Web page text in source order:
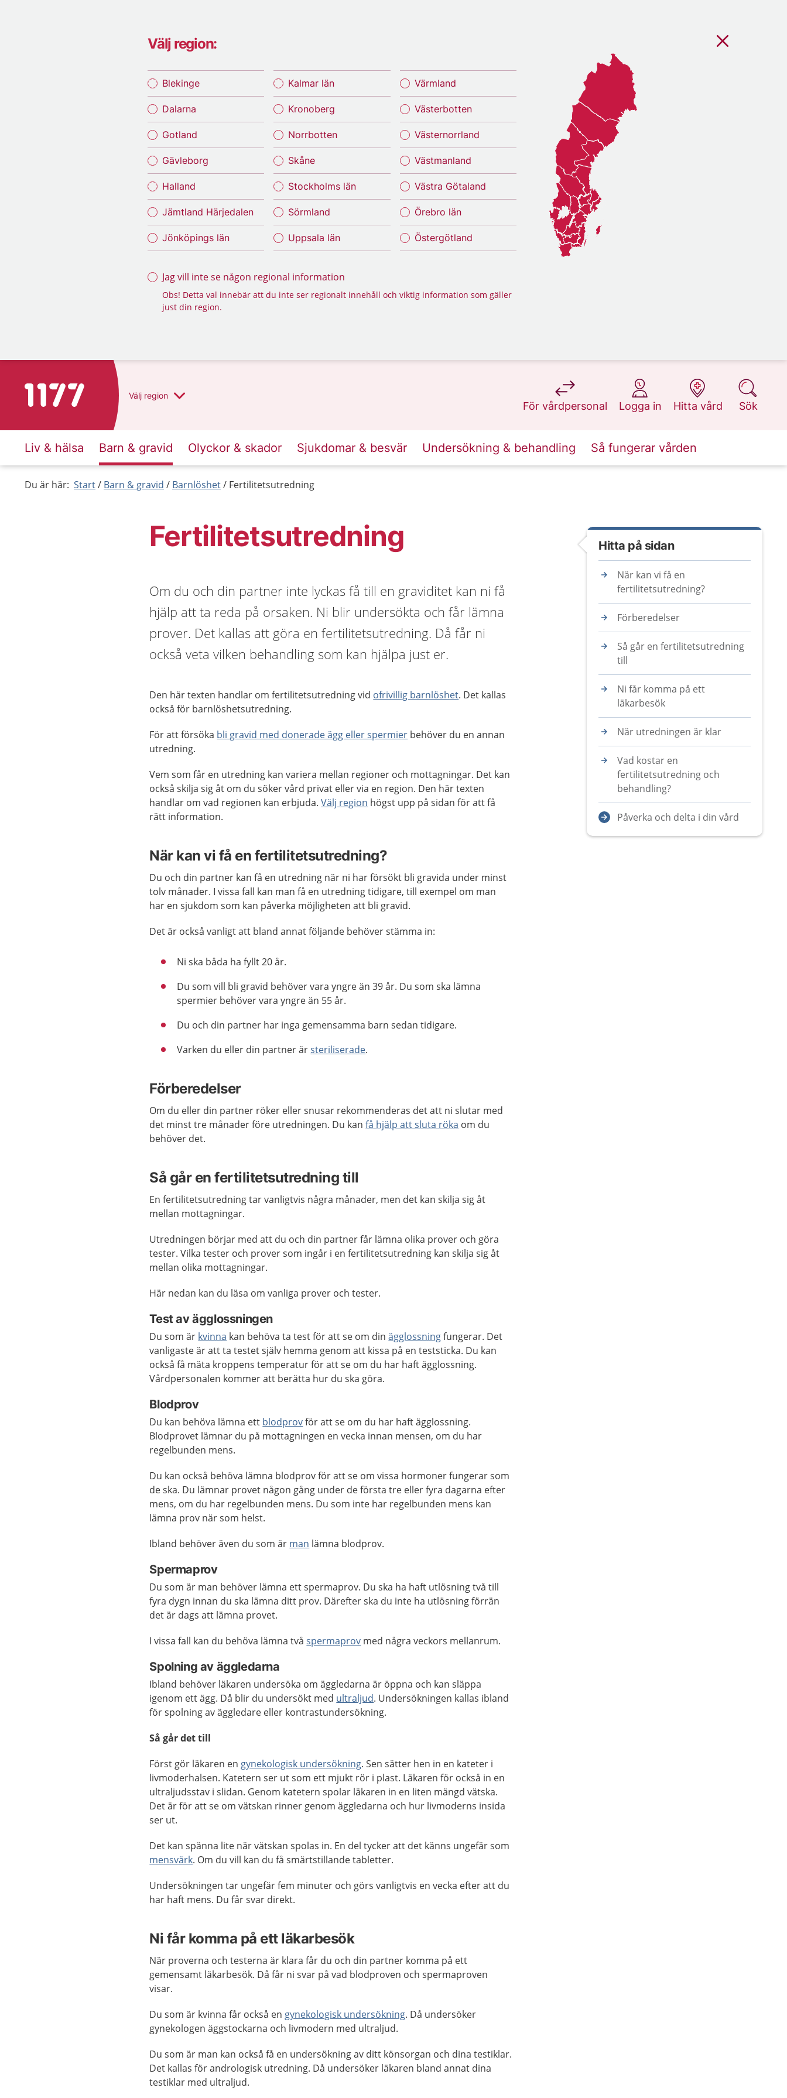
Välj region:
Blekinge
Dalarna
Gotland
Gävleborg
Halland
Jämtland Härjedalen
Jönköpings län
Kalmar län
Kronoberg
Norrbotten
Skåne
Stockholms län
Sörmland
Uppsala län
Värmland
Västerbotten
Västernorrland
Västmanland
Västra Götaland
Örebro län
Östergötland
Jag vill inte se någon regional information
Obs! Detta val innebär att du inte ser regionalt innehåll och viktig information som gäller
just din region.
Till startsidan för 1177 Välj region
För vårdpersonal
på 1177.se
Logga in
på 1177.se
Hitta vård
på 1177.se
Sök
på 1177.se
Liv & hälsa Barn & gravid Olyckor & skador Sjukdomar & besvär Undersökning & behandling Så fungerar vården
Du är här: Start Barn & gravid Barnlöshet Fertilitetsutredning
Fertilitetsutredning
Om du och din partner inte lyckas få till en graviditet kan ni få
hjälp att ta reda på orsaken. Ni blir undersökta och får lämna
prover. Det kallas att göra en fertilitetsutredning. Då får ni
också veta vilken behandling som kan hjälpa just er.
Den här texten handlar om fertilitetsutredning vid ofrivillig barnlöshet. Det kallas
också för barnlöshetsutredning.
För att försöka bli gravid med donerade ägg eller spermier behöver du en annan
utredning.
Vem som får en utredning kan variera mellan regioner och mottagningar. Det kan
också skilja sig åt om du söker vård privat eller via en region. Den här texten
handlar om vad regionen kan erbjuda.Välj region högst upp på sidan för att få
rätt information.
När kan vi få en fertilitetsutredning?
Du och din partner kan få en utredning när ni har försökt bli gravida under minst
tolv månader. I vissa fall kan man få en utredning tidigare, till exempel om man
har en sjukdom som kan påverka möjligheten att bli gravid.
Det är också vanligt att bland annat följande behöver stämma in:
Ni ska båda ha fyllt 20 år.
Du som vill bli gravid behöver vara yngre än 39 år. Du som ska lämna
spermier behöver vara yngre än 55 år.
Du och din partner har inga gemensamma barn sedan tidigare.
Varken du eller din partner ärsteriliserade.
Förberedelser
Om du eller din partner röker ellersnusar rekommenderas detatt ni slutar med
det minst tre månader före utredningen. Du kanfå hjälp att sluta röka om du
behöver det.
Så går en fertilitetsutredning till
En fertilitetsutredning tar vanligtvis några månader, men det kan skilja sig åt
mellan mottagningar.
Utredningen börjar med att du och din partner får lämna olika prover och göra
tester. Vilka tester och prover som ingår i en fertilitetsutredning kan skilja sig åt
mellan olika mottagningar.
Här nedan kan du läsa om vanliga prover och tester.
Test av ägglossningen
Du som är kvinna kan behöva ta test för att se om dinägglossningfungerar. Det
vanligaste är att ta testet själv hemma genom att kissa på en teststicka. Du kan
också få mäta kroppens temperatur för att se om du har haft ägglossning.
Vårdpersonalen kommer att berätta hur du ska göra.
Blodprov
Du kan behöva lämna ett blodprovför att se om du har haft ägglossning.
Blodprovet lämnar du på mottagningen en vecka innan mensen, om du har
regelbunden mens.
Du kan också behöva lämna blodprov för att se om vissa hormoner fungerar som
de ska. Du lämnar provet någon gång under de första tre eller fyra dagarna efter
mens, om du har regelbunden mens. Du som inte har regelbunden mens kan
lämna prov när som helst.
Ibland behöver även du som är man lämna blodprov.
Spermaprov
Du som är man behöver lämna ett spermaprov. Du ska ha haft utlösning två till
fyra dygn innan du ska lämna ditt prov. Därefter ska du inte ha utlösning förrän
det är dags att lämna provet.
I vissa fall kan du behöva lämna tvåspermaprov med några veckors mellanrum.
Spolning av äggledarna
Ibland behöver läkaren undersöka om äggledarna är öppna och kan släppa
igenom ett ägg. Då blir du undersökt med ultraljud. Undersökningen kallas ibland
för spolning av äggledare eller kontrastundersökning.
Så går det till
Först gör läkaren en gynekologisk undersökning. Sen sätter hen in en kateter i
livmoderhalsen. Katetern ser ut som ett mjukt rör i plast. Läkaren för också in en
ultraljudsstav i slidan. Genom katetern spolar läkaren in en liten mängd vätska.
Det är för att se om vätskan rinner genom äggledarna och hur livmoderns insida
ser ut.
Det kan spänna lite när vätskan spolas in. En del tycker att det känns ungefär som
mensvärk. Om du vill kan du få smärtstillande tabletter.
Undersökningen tar ungefär fem minuter och görs vanligtvis en vecka efter att du
har haft mens. Du får svar direkt.
Ni får komma på ett läkarbesök
När proverna och testerna är klara får du och din partner komma på ett
gemensamt läkarbesök. Då får ni svar på vad blodproven och spermaproven
visar.
Du som är kvinna får också en gynekologisk undersökning. Då undersöker
gynekologen äggstockarna och livmodern med ultraljud.
Du som är man kan också få en undersökning av ditt könsorgan och dina testiklar.
Det kallas för andrologisk utredning. Då undersöker läkaren bland annat dina
testiklar med ultraljud.
Hitta på sidan
När kan vi få en
fertilitetsutredning?
Förberedelser
Så går en fertilitetsutredning
till
Ni får komma på ett
läkarbesök
När utredningen är klar
Vad kostar en
fertilitetsutredning och
behandling?
Påverka och delta i din vård